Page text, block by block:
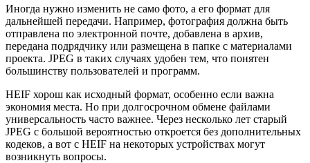
Иногда нужно изменить не само фото, а его формат для
дальнейшей передачи. Например, фотография должна быть
отправлена по электронной почте, добавлена в архив,
передана подрядчику или размещена в папке с материалами
проекта. JPEG в таких случаях удобен тем, что понятен
большинству пользователей и программ.
HEIF хорош как исходный формат, особенно если важна
экономия места. Но при долгосрочном обмене файлами
универсальность часто важнее. Через несколько лет старый
JPEG с большой вероятностью откроется без дополнительных
кодеков, а вот с HEIF на некоторых устройствах могут
возникнуть вопросы.